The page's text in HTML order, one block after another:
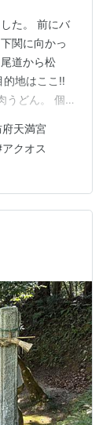
た。 前にバ
関に向かっ
道から松
的地はここ‼︎
うどん。 個
黄泉比良坂
国から逃げ
と言われて
へ。 ここはベ
のある橋を真
府天満宮
アクオス